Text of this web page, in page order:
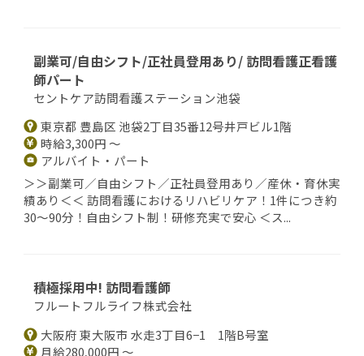
副業可/自由シフト/正社員登用あり/ 訪問看護正看護
師パート
セントケア訪問看護ステーション池袋
東京都 豊島区 池袋2丁目35番12号井戸ビル1階
時給3,300円 ～
アルバイト・パート
＞＞副業可／自由シフト／正社員登用あり／産休・育休実
績あり＜＜ 訪問看護におけるリハビリケア！1件につき約
30～90分！自由シフト制！研修充実で安心 ＜ス...
積極採用中! 訪問看護師
フルートフルライフ株式会社
大阪府 東大阪市 水走3丁目6−1 1階B号室
月給280,000円 ～